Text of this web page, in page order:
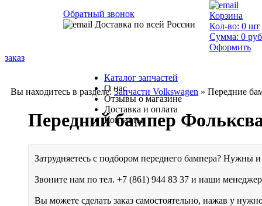
Вы находитесь в разделе:Запчасти Volkswagen » Передние
Передний бампер
Затрудняетесь с подбором переднего бампера? Нужны и
Звоните нам по тел. +7 (861) 944 83 37 и наши
Вы можете сделать заказ самостоятельно, нажав у
Обратный звонок
Доставка по всей России
Корзина
Кол-во: 0 шт
Сумма: 0
Оформить
заказ
Каталог запчастей
О нас
Отзывы о магазине
Доставка и оплата
Контакты